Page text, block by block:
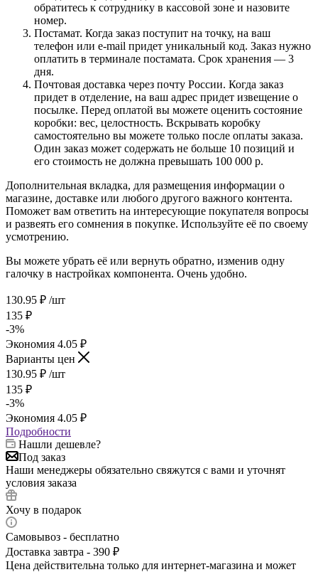
обратитесь к сотруднику в кассовой зоне и назовите
номер.
Постамат. Когда заказ поступит на точку, на ваш
телефон или e-mail придет уникальный код. Заказ нужно
оплатить в терминале постамата. Срок хранения — 3
дня.
Почтовая доставка через почту России. Когда заказ
придет в отделение, на ваш адрес придет извещение о
посылке. Перед оплатой вы можете оценить состояние
коробки: вес, целостность. Вскрывать коробку
самостоятельно вы можете только после оплаты заказа.
Один заказ может содержать не больше 10 позиций и
его стоимость не должна превышать 100 000 р.
Дополнительная вкладка, для размещения информации о
магазине, доставке или любого другого важного контента.
Поможет вам ответить на интересующие покупателя вопросы
и развеять его сомнения в покупке. Используйте её по своему
усмотрению.
Вы можете убрать её или вернуть обратно, изменив одну
галочку в настройках компонента. Очень удобно.
130.95 ₽ /шт
135 ₽
-3%
Экономия 4.05 ₽
Варианты цен
130.95 ₽ /шт
135 ₽
-3%
Экономия 4.05 ₽
Подробности
Нашли дешевле?
Под заказ
Наши менеджеры обязательно свяжутся с вами и уточнят
условия заказа
Хочу в подарок
Самовывоз - бесплатно
Доставка завтра - 390 ₽
Цена действительна только для интернет-магазина и может